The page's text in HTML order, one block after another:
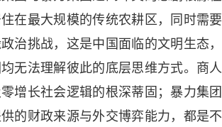
在最大规模的传统农耕区，同时需
治挑战，这是中国面临的文明生态，
无法理解彼此的底层思维方式。商
增长社会逻辑的根深蒂固；暴力集
的财政来源与外交博弈能力，都是